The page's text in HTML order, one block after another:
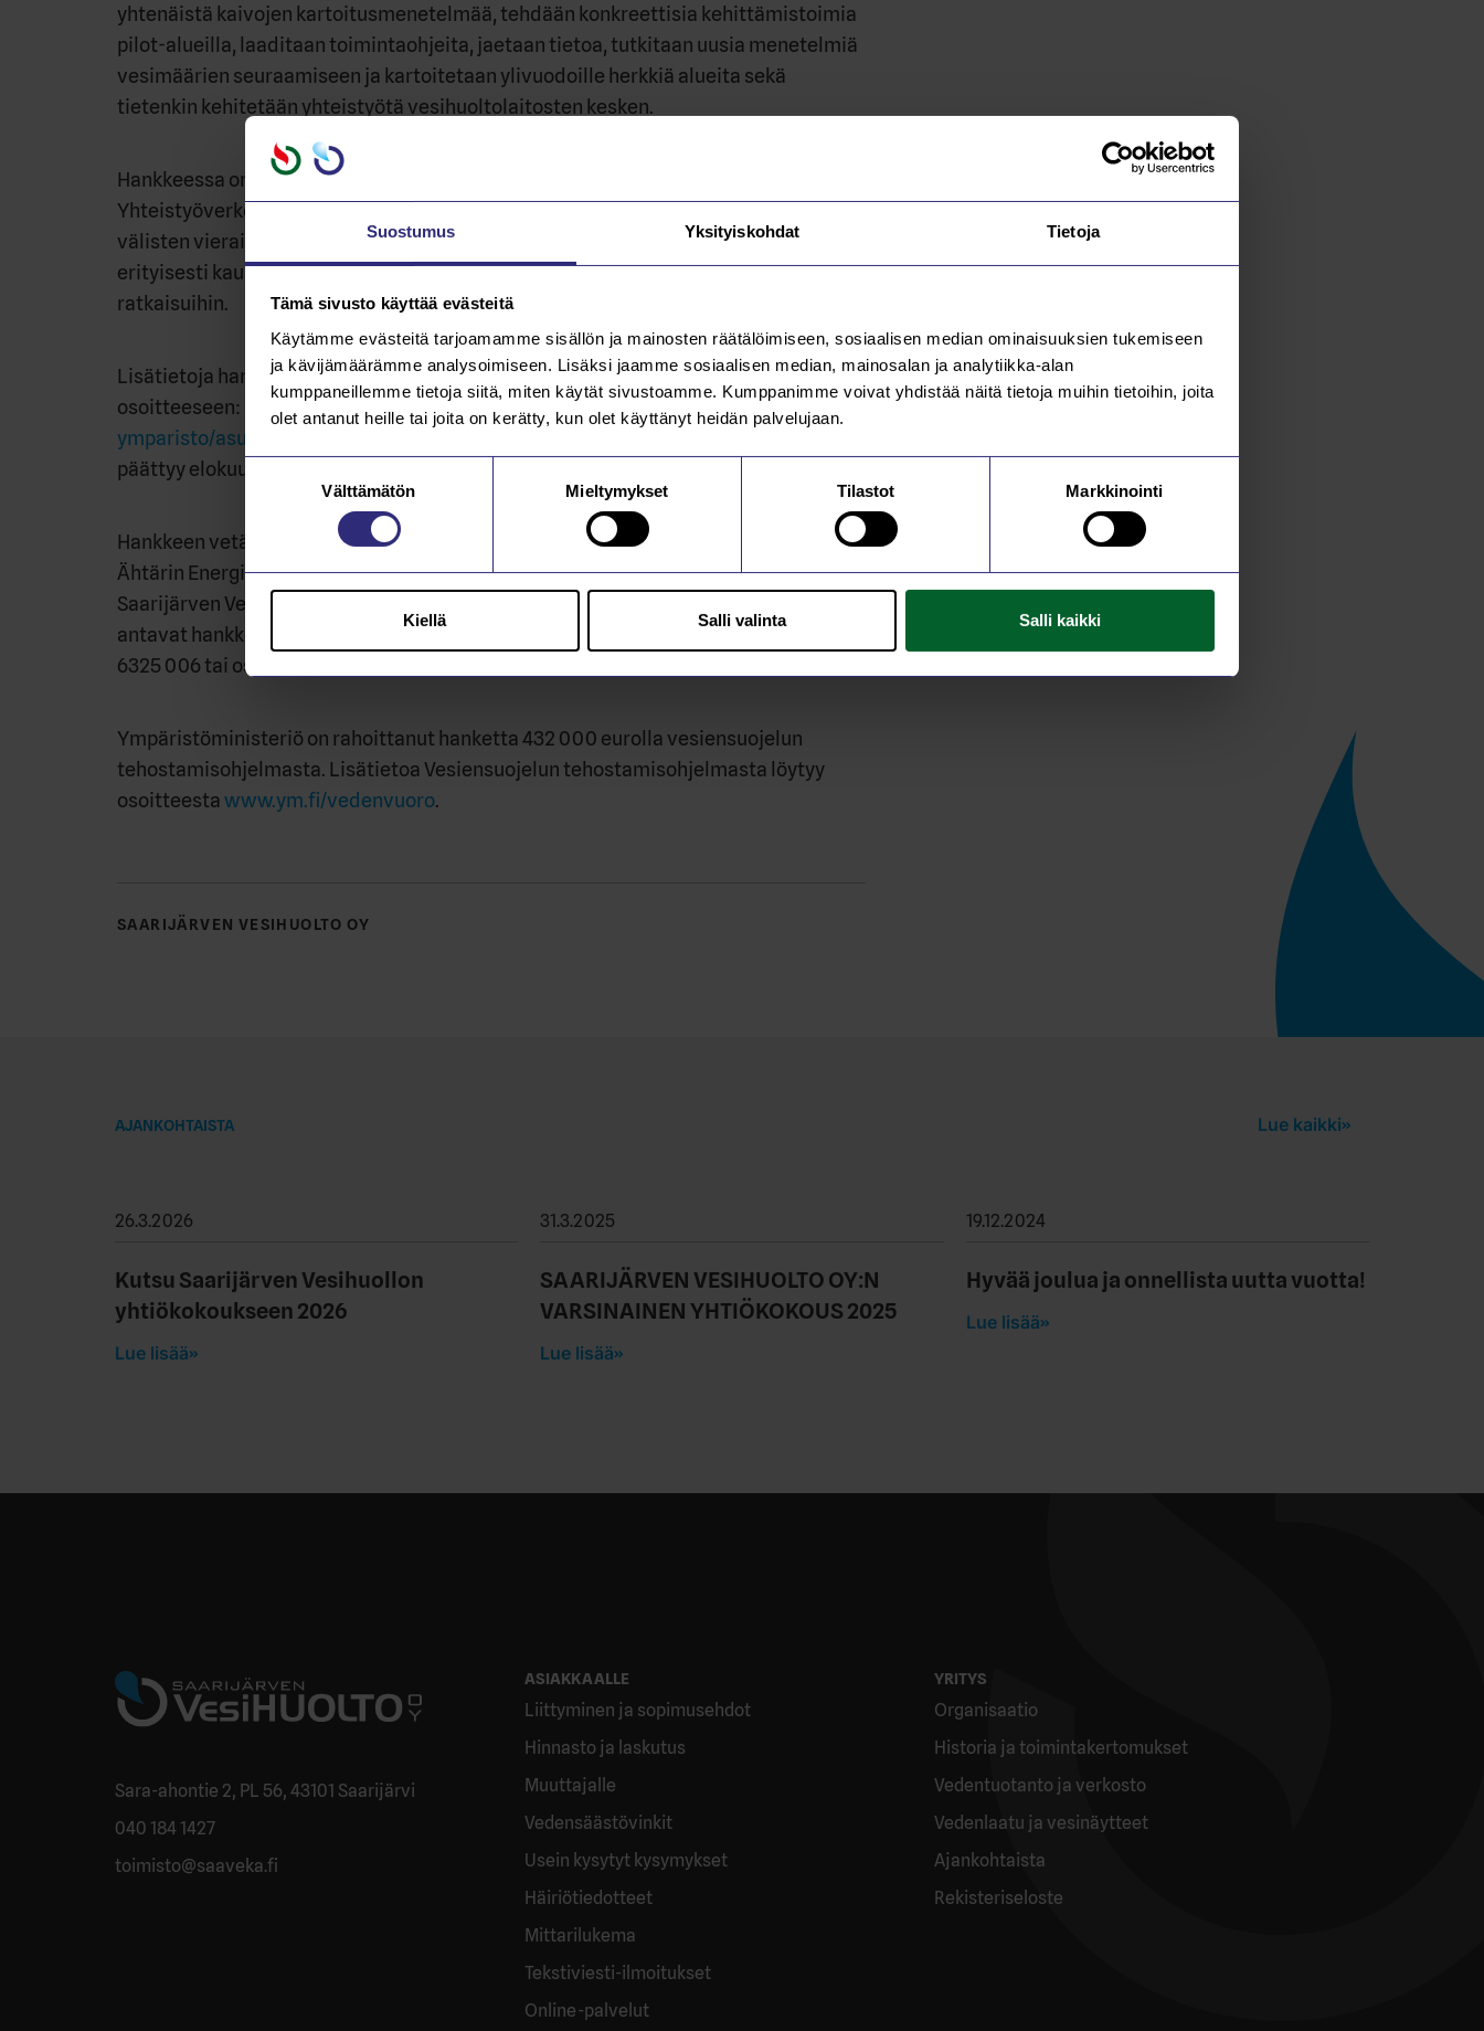
Suostumus Yksityiskohdat Tietoja
Tämä sivusto käyttää evästeitä
Käytämme evästeitä tarjoamamme sisällön ja mainosten räätälöimiseen, sosiaalisen median ominaisuuksien tukemiseen
ja kävijämäärämme analysoimiseen. Lisäksi jaamme sosiaalisen median, mainosalan ja analytiikka-alan
kumppaneillemme tietoja siitä, miten käytät sivustoamme. Kumppanimme voivat yhdistää näitä tietoja muihin tietoihin, joita
olet antanut heille tai joita on kerätty, kun olet käyttänyt heidän palvelujaan.
Välttämätön Mieltymykset Tilastot Markkinointi
Kiellä Salli valinta Salli kaikki
yhtenäistä kaivojen kartoitusmenetelmää, tehdään konkreettisia kehittämistoimia
pilot-alueilla, laaditaan toimintaohjeita, jaetaan tietoa, tutkitaan uusia menetelmiä
vesimäärien seuraamiseen ja kartoitetaan ylivuodoille herkkiä alueita sekä
tietenkin kehitetään yhteistyötä vesihuoltolaitosten kesken.
Hankkeessa on myös tavoitteena jatkaa Järvi-Suomen Vesihuoltolaitosten
Yhteistyöverkosto -hankkeen hyviä toimintatapoja, yhteistyötä sekä laitosten
välisten vierailukäyntejä ja työntekijävaihtoa, jotka tässä hankkeessa kohdistuvat
erityisesti kaupunkivesien hallintaan, viemäreiden ylivuotoihin ja niihin liittyviin
ratkaisuihin.
Lisätietoja hankkeesta ja sen edistymisestä kootaan hankkeen kotisivuille
osoitteeseen:
https://www.virrat.fi/asuminen-ja-
ymparisto/asuminen/vesihuolto/viemariylivuodot-kuriin-kimpassa-vikuri/.
päättyy elokuussa 2023.
Hankkeen vetäjänä toimii Virtain kaupungin Vesihuoltolaitos ja osatoteuttajina
Ähtärin Energia ja Vesi Oy, Mäntän Kaukolämpö ja Vesihuolto Oy, Parkanon Vesi Oy,
Saarijärven Vesihuolto Oy sekä Keuruun Vesi -liikelaitos. Lisätietoja hankkeesta
antavat hankkeen koordinaattori Rauno Leván, rauno.levan@tiiraevents.fi, p. 040
6325 006 tai osallistuvien vesihuoltolaitosten vesihuoltopäälliköt.
Ympäristöministeriö on rahoittanut hanketta 432 000 eurolla vesiensuojelun
tehostamisohjelmasta. Lisätietoa Vesiensuojelun tehostamisohjelmasta löytyy
osoitteestawww.ym.fi/vedenvuoro.
SAARIJÄRVEN VESIHUOLTO OY
AJANKOHTAISTA Lue kaikki
26.3.2026
Kutsu Saarijärven Vesihuollon
yhtiökokoukseen 2026
Lue lisää
31.3.2025
SAARIJÄRVEN VESIHUOLTO OY:N
VARSINAINEN YHTIÖKOKOUS 2025
Lue lisää
19.12.2024
Hyvää joulua ja onnellista uutta vuotta!
Lue lisää
Sara-ahontie 2, PL 56, 43101 Saarijärvi
040 184 1427
toimisto@saaveka.fi
ASIAKKAALLE
Liittyminen ja sopimusehdot
Hinnasto ja laskutus
Muuttajalle
Vedensäästövinkit
Usein kysytyt kysymykset
Häiriötiedotteet
Mittarilukema
Tekstiviesti-ilmoitukset
Online-palvelut
YRITYS
Organisaatio
Historia ja toimintakertomukset
Vedentuotanto ja verkosto
Vedenlaatu ja vesinäytteet
Ajankohtaista
Rekisteriseloste